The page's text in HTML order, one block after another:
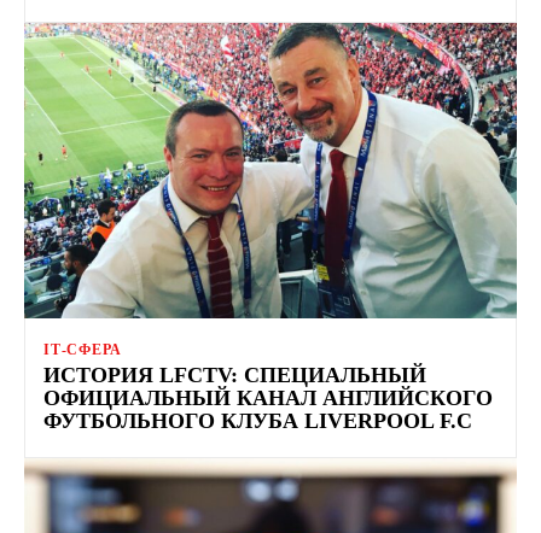
ІТ-СФЕРА
ИСТОРИЯ LFCTV: СПЕЦИАЛЬНЫЙ
ОФИЦИАЛЬНЫЙ КАНАЛ АНГЛИЙСКОГО
ФУТБОЛЬНОГО КЛУБА LIVERPOOL F.C